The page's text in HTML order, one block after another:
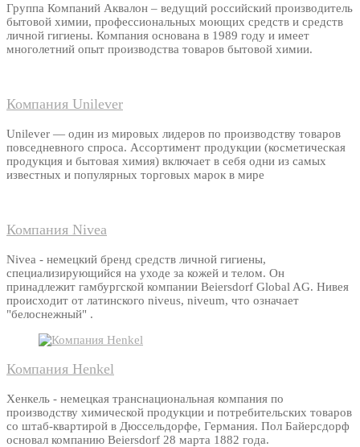
Группа Компаний Аквалон – ведущий российский производитель
бытовой химии, профессиональных моющих средств и средств
личной гигиены. Компания основана в 1989 году и имеет
многолетний опыт производства товаров бытовой химии.
Компания Unilever
Unilever — один из мировых лидеров по производству товаров
повседневного спроса. Ассортимент продукции (косметическая
продукция и бытовая химия) включает в себя одни из самых
известных и популярных торговых марок в мире
Компания Nivea
Nivea - немецкий бренд средств личной гигиены,
специализирующийся на уходе за кожей и телом. Он
принадлежит гамбургской компании Beiersdorf Global AG. Нивея
происходит от латинского niveus, niveum, что означает
"белоснежный" .
Компания Henkel
Хенкель - немецкая транснациональная компания по
производству химической продукции и потребительских товаров
со штаб-квартирой в Дюссельдорфе, Германия. Пол Байерсдорф
основал компанию Beiersdorf 28 марта 1882 года.